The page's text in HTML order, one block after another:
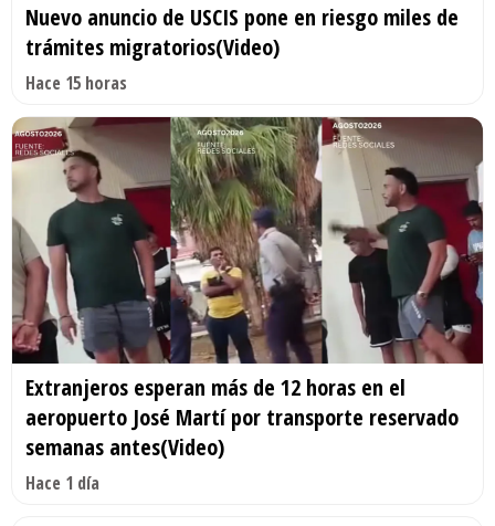
Nuevo anuncio de USCIS pone en riesgo miles de
trámites migratorios(Video)
Hace 15 horas
Extranjeros esperan más de 12 horas en el
aeropuerto José Martí por transporte reservado
semanas antes(Video)
Hace 1 día